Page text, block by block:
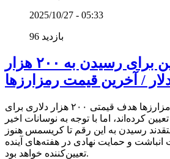
2025/10/27 - 05:33
96 بازدید
دورخیز بیت‌کوین برای رسیدن به ۲۰۰ هزار
/ آخرین قیمت رمزارز‌ها
تحلیلگران بازار رمزارز‌ها هدف قیمتی ۲۰۰ هزار دلاری برای
کرده‌اند، اما با توجه به نوسانات اخیر
آنها معتقدند رسیدن به این رقم تا کریسمس هنوز
و حمایت نهادی در هفته‌های آینده
تعیین‌کننده خواهد بود.